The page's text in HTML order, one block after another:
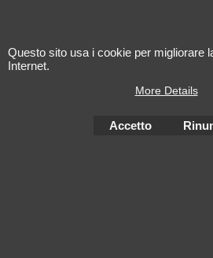
L'alcool est dangereux pour la
modération
Questo sito usa i cookie per migliorare
Internet.
More Details
Accetto